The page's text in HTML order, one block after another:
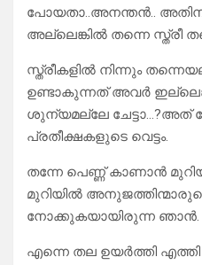
പോയതാ..അനന്തൻ..
അല്ലെങ്കിൽ തന്നെ സ്ത്രീ
സ്ത്രീകളിൽ നിന്നും
ഉണ്ടാകുന്നത് അവർ
ശുന്യമല്ലേ ചേട്ടാ…?അത്
പ്രതീക്ഷകളുടെ വെട്ടം.
തന്നേ പെണ്ണ് കാണാൻ
മുറിയിൽ
നോക്കുകയായിരുന്ന ഞാൻ.
എന്നെ തല ഉയർത്തി എത്തി